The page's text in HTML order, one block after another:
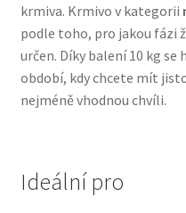
Ortopedické pelíšky
Přepravky pro psy
Purizon pro psy —
krmiva. Krmivo v kategorii
podle toho, pro jakou fázi
určen. Díky balení 10 kg se
období, kdy chcete mít
nejméně vhodnou chvíli.
Ideální pro